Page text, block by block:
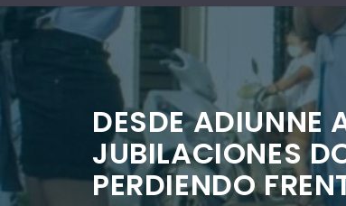
DESDE ADIUNNE
JUBILACIONES
PERDIENDO